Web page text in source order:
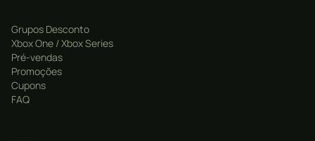
Grupos Desconto
Xbox One / Xbox Series
Pré-vendas
Promoções
Cupons
FAQ